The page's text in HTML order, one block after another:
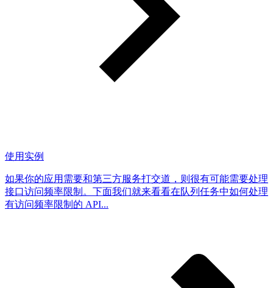
使用实例
如果你的应用需要和第三方服务打交道，则很有可能需要处理
接口访问频率限制。下面我们就来看看在队列任务中如何处理
有访问频率限制的 API...